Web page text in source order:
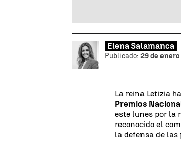
Elena Salamanca
Publicado: 29 de enero
La reina Letizia
Premios
este lunes por la
reconocido el
la defensa de las